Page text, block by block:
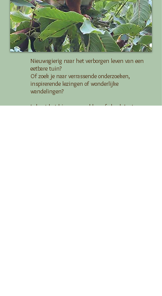
Nieuwsgierig naar het verborgen leven van een
eetbare tuin?
Of zoek je naar verrassende onderzoeken,
inspirerende lezingen of wonderlijke
wandelingen?
Je leest het hier op onze blog, of check Instagram